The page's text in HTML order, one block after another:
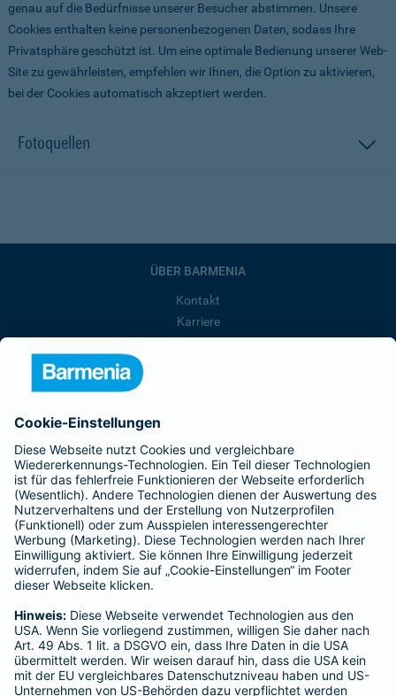
genau auf die Bedürfnisse unserer Besucher abstimmen. Unsere
Cookies enthalten keine personenbezogenen Daten, sodass Ihre
Privatsphäre geschützt ist. Um eine optimale Bedienung unserer Web-
Site zu gewährleisten, empfehlen wir Ihnen, die Option zu aktivieren,
bei der Cookies automatisch akzeptiert werden.
Fotoquellen
ÜBER BARMENIA
Kontakt
Karriere
Barmenia ist Teil der BarmeniaGothaer
BELIEBTE SEITEN
Kranken-Zusatzversicherung
Tierversicherungen
Haftpflichtversicherung
Hausratversicherung
Adresse ändern
Schaden melden
Kilometerstandsmeldung
Serviceübersicht